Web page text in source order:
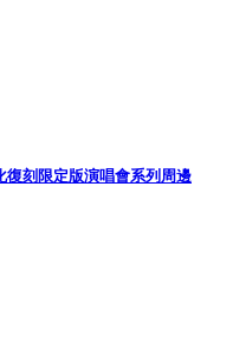
復刻限定版演唱會系列周邊